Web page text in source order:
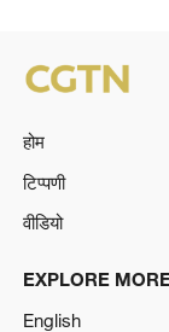
होम
टिप्पणी
वीडियो
EXPLORE
English